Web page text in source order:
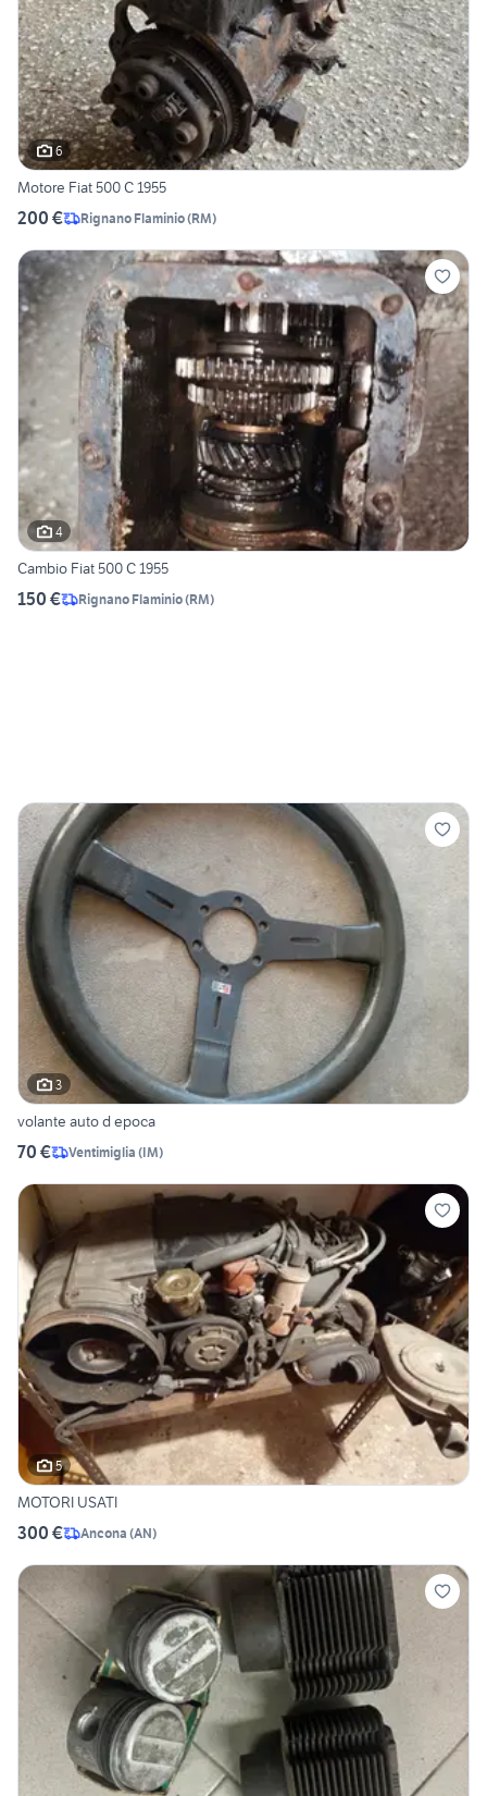
6
Motore Fiat 500 C 1955
200 € Rignano Flaminio(RM)
4
Cambio Fiat 500 C 1955
150 € Rignano Flaminio(RM)
3
volante auto d epoca
70 € Ventimiglia (IM)
5
MOTORI USATI
300 € Ancona (AN)